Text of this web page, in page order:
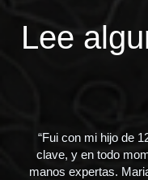
Lee
“Fui con mi hijo de
clave, y en todo
manos expertas.